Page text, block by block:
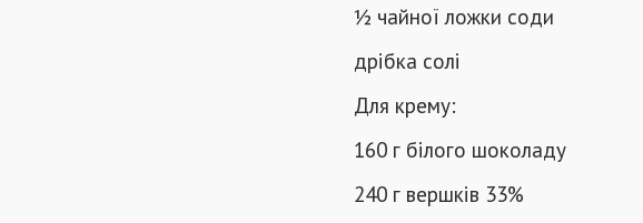
½ чайної ложки соди
дрібка солі
Для крему:
160 г білого шоколаду
240 г вершків 33%